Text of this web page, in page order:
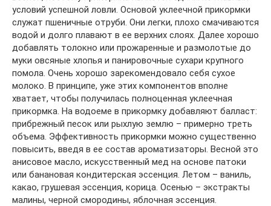
условий успешной ловли. Основой уклеечной прикормки
служат пшеничные отруби. Они легки, плохо смачиваются
водой и долго плавают в ее верхних слоях. Далее хорошо
добавлять толокно или прожаренные и размолотые до
муки овсяные хлопья и панировочные сухари крупного
помола. Очень хорошо зарекомендовало себя сухое
молоко. В принципе, уже этих компонентов вполне
хватает, чтобы получилась полноценная уклеечная
прикормка. На водоеме в прикормку добавляют балласт:
прибрежный песок или рыхлую землю – примерно треть
объема. Эффективность прикормки можно существенно
повысить, введя в ее состав ароматизаторы. Весной это
анисовое масло, искусственный мед на основе патоки
или банановая кондитерская эссенция. Летом – ваниль,
какао, грушевая эссенция, корица. Осенью – экстракты
малины, черной смородины, яблочная эссенция.